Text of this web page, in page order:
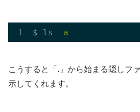
$ ls - a
こうすると「.」から始まる隠しフ
示してくれます。